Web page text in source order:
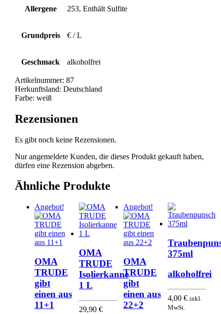
Allergene 253, Enthält Sulfite
Grundpreis € / L
Geschmack alkoholfrei
Artikelnummer: 87
Herkunftsland: Deutschland
Farbe: weiß
Rezensionen
Es gibt noch keine Rezensionen.
Nur angemeldete Kunden, die dieses Produkt gekauft haben,
dürfen eine Rezension abgeben.
Ähnliche Produkte
Angebot!
OMA
TRUDE
gibt
einen aus
11+1
OMA
TRUDE
Isolierkanne
1 L
29,90 €
Angebot!
OMA
TRUDE
gibt
einen aus
22+2
375ml
alkoholfrei
4,00€ inkl.
MwSt.